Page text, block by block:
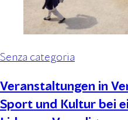
Senza categoria
Veranstaltungen in
Sport und Kultur bei